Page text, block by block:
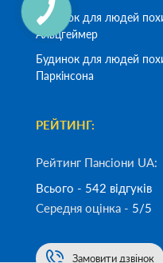
Будинок для людей
Альцгеймер
Будинок для людей
Паркінсона
РЕЙТИНГ:
Рейтинг Пансіони UA:
Всього - 542 відгуків
Середня оцінка - 5/5
Замовити дзвінок